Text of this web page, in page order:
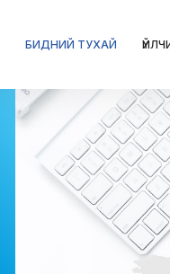
БИДНИЙ ТУХАЙ